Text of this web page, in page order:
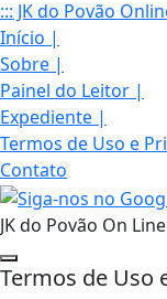
::: JK do Povão
Início |
Sobre |
Painel do Leitor |
Expediente |
Termos de Uso e
Contato
JK do Povão On
Termos de Uso